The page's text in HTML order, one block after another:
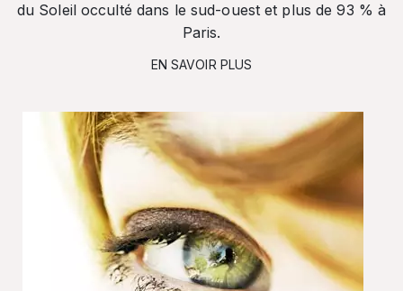
du Soleil occulté dans le sud-ouest et plus de 93 % à
Paris.
EN SAVOIR PLUS